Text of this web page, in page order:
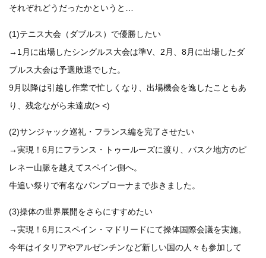
それぞれどうだったかというと…
(1)テニス大会（ダブルス）で優勝したい
→1月に出場したシングルス大会は準V、2月、8月に出場したダ
ブルス大会は予選敗退でした。
9月以降は引越し作業で忙しくなり、出場機会を逸したこともあ
り、残念ながら未達成(> <)
(2)サンジャック巡礼・フランス編を完了させたい
→実現！6月にフランス・トゥールーズに渡り、バスク地方のピ
レネー山脈を越えてスペイン側へ。
牛追い祭りで有名なパンプローナまで歩きました。
(3)操体の世界展開をさらにすすめたい
→実現！6月にスペイン・マドリードにて操体国際会議を実施。
今年はイタリアやアルゼンチンなど新しい国の人々も参加して